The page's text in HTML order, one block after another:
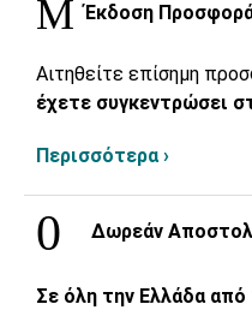
Έκδοση
Αιτηθείτε επίσημη
έχετε συγκεντρώσει
Περισσότερα ›
Δωρεάν
Σε όλη την Ελλάδα από